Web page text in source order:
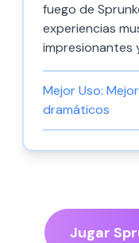
fuego de
experiencias
impresionantes
Mejor Uso:
dramáticos
Jugar